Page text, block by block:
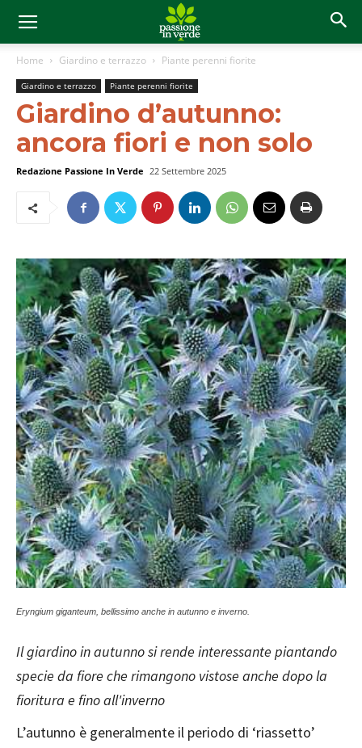
Home Giardino e terrazzo Piante perenni fiorite
Giardino e terrazzo Piante perenni fiorite
Giardino d’autunno:
ancora fiori e non solo
Redazione Passione In Verde 22 Settembre 2025
Eryngium giganteum, bellissimo anche in autunno e inverno.
Il giardino in autunno si rende interessante piantando
specie da fiore che rimangono vistose anche dopo la
fioritura e fino all'inverno
L’autunno è generalmente il periodo di ‘riassetto’